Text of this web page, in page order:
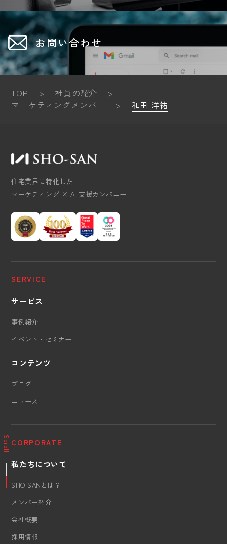
Scroll
お問い合わせ
TOP > 社員の紹介
>
マーケティングメンバー
> 和田 洋祐
住宅業界に特化した
マーケティング × AI 支援カンパニー
SERVICE
サービス
事例紹介
イベント・セミナー
コンテンツ
ブログ
ニュース
CORPORATE
私たちについて
SHO-SANとは？
メンバー紹介
会社概要
採用情報